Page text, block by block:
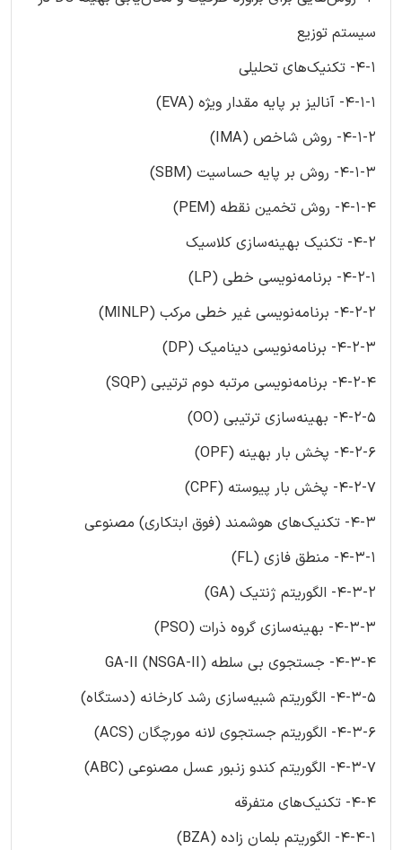
سیستم توزیع
4-1- تکنیک‌های تحلیلی
4-1-1- آنالیز بر پایه مقدار ویژه (EVA)
4-1-2- روش شاخص (IMA)
4-1-3- روش بر پایه حساسیت (SBM)
4-1-4- روش تخمین نقطه (PEM)
4-2- تکنیک بهینه‌سازی کلاسیک
4-2-1- برنامه‌نویسی خطی (LP)
4-2-2- برنامه‌نویسی غیر خطی مرکب (MINLP)
4-2-3- برنامه‌نویسی دینامیک (DP)
4-2-4- برنامه‌نویسی مرتبه دوم ترتیبی (SQP)
4-2-5- بهینه‌سازی ترتیبی (OO)
4-2-6- پخش بار بهینه (OPF)
4-2-7- پخش بار پیوسته (CPF)
4-3- تکنیک‌های هوشمند (فوق ابتکاری) مصنوعی
4-3-1- منطق فازی (FL)
4-3-2- الگوریتم ژنتیک (GA)
4-3-3- بهینه‌سازی گروه ذرات (PSO)
4-3-4- جستجوی بی سلطه GA-II (NSGA-II)
4-3-5- الگوریتم شبیه‌سازی رشد کارخانه (دستگاه)
4-3-6- الگوریتم جستجوی لانه مورچگان (ACS)
4-3-7- الگوریتم کندو زنبور عسل مصنوعی (ABC)
4-4- تکنیک‌های متفرقه
4-4-1- الگوریتم بلمان زاده (BZA)